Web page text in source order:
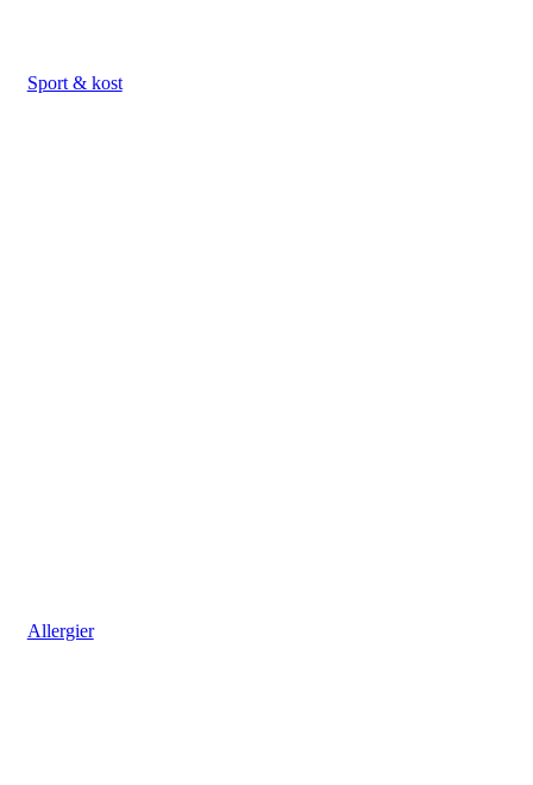
Sport & kost
Allergier